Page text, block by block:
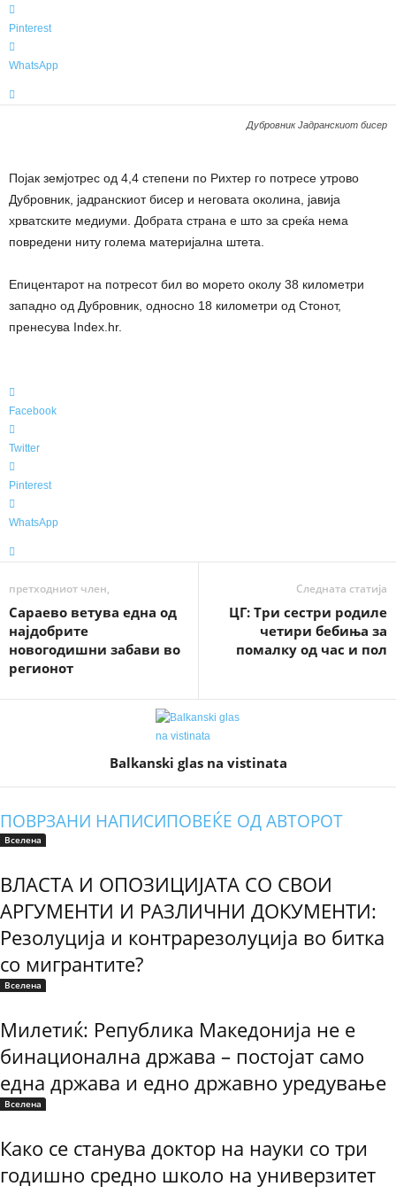
Pinterest
WhatsApp
Дубровник Јадранскиот бисер
Појак земјотрес од 4,4 степени по Рихтер го потресе утрово
Дубровник, јадранскиот бисер и неговата околина, јавија
хрватските медиуми. Добрата страна е што за среќа нема
повредени ниту голема материјална штета.
Епицентарот на потресот бил во морето околу 38 километри
западно од Дубровник, односно 18 километри од Стонот,
пренесува Index.hr.
Facebook
Twitter
Pinterest
WhatsApp
претходниот член,
Сараево ветува една од
најдобрите
новогодишни забави во
регионот
Следната статија
ЦГ: Три сестри родиле
четири бебиња за
помалку од час и пол
Balkanski glas na vistinata
ПОВРЗАНИ НАПИСИПОВЕЌЕ ОД АВТОРОТ
Вселена
ВЛАСТА И ОПОЗИЦИЈАТА СО СВОИ
АРГУМЕНТИ И РАЗЛИЧНИ ДОКУМЕНТИ:
Резолуција и контрарезолуција во битка
со мигрантите?
Вселена
Милетиќ: Република Македонија не е
бинационална држава – постојат само
една држава и едно државно уредување
Вселена
Како се станува доктор на науки со три
годишно средно школо на универзитет